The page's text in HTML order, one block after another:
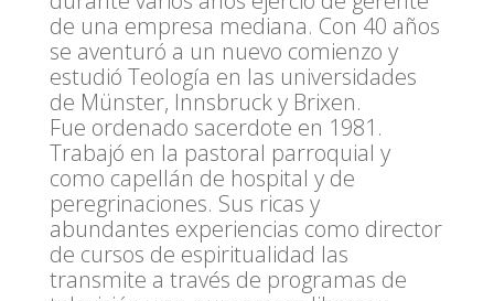
de una empresa mediana. Con 40 años
se aventuró a un nuevo comienzo y
estudió Teología en las universidades
de Münster, Innsbruck y Brixen.
Fue ordenado sacerdote en 1981.
Trabajó en la pastoral parroquial y
como capellán de hospital y de
peregrinaciones. Sus ricas y
abundantes experiencias como director
de cursos de espiritualidad las
transmite a través de programas de